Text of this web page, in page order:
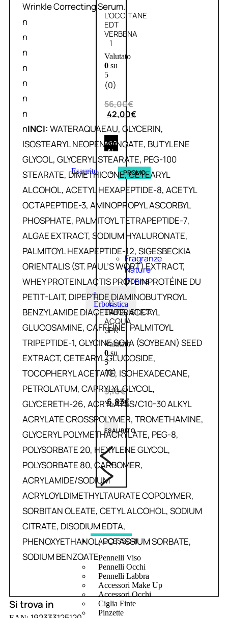
L’OCCITANE
EDT
VERBENA
1
Valutato
0su
5
(0)
56,00€
42,00€
AGGIUNGI
AL
CARRELLO
Esaurito PROMO
Fragranze
Nature
Donna
L
Erboristica
L’
ERBORISTICA
ACQUA
SPR
Valutato
0su
5
(0)
9,10€
6,83€
ESAURITO
ACCESSORI
Pennelli Viso
Pennelli Occhi
Pennelli Labbra
Accessori Make Up
Accessori Occhi
Ciglia Finte
Pinzette
Wrinkle Correcting Serum.
n
n
n
n
n
n
n
nINCI: WATERAQUAEAU, GLYCERIN,
ISOSTEARYL NEOPENTANOATE, BUTYLENE
GLYCOL, GLYCERYL STEARATE, PEG-100
STEARATE, DIMETHICONE, CETEARYL
ALCOHOL, ACETYL HEXAPEPTIDE-8, ACETYL
OCTAPEPTIDE-3, AMINOPROPYL ASCORBYL
PHOSPHATE, PALMITOYL TETRAPEPTIDE-7,
ALGAE EXTRACT, SODIUM HYALURONATE,
PALMITOYL HEXAPEPTIDE-12, SIGESBECKIA
ORIENTALIS (ST. PAUL’S WORT) EXTRACT,
WHEY PROTEINLACTIS PROTEINPROTÉINE DU
PETIT-LAIT, DIPEPTIDE DIAMINOBUTYROYL
BENZYLAMIDE DIACETATE, ACETYL
GLUCOSAMINE, CAFFEINE, PALMITOYL
TRIPEPTIDE-1, GLYCINE SOJA (SOYBEAN) SEED
EXTRACT, CETEARYL GLUCOSIDE,
TOCOPHERYL ACETATE, ISOHEXADECANE,
PETROLATUM, CAPRYLYL GLYCOL,
GLYCERETH-26, ACRYLATES/C10-30 ALKYL
ACRYLATE CROSSPOLYMER, TROMETHAMINE,
GLYCERYL POLYMETHACRYLATE, PEG-8,
POLYSORBATE 20, HEXYLENE GLYCOL,
POLYSORBATE 80, CARBOMER,
ACRYLAMIDE/SODIUM
ACRYLOYLDIMETHYLTAURATE COPOLYMER,
SORBITAN OLEATE, CETYL ALCOHOL, SODIUM
CITRATE, DISODIUM EDTA,
PHENOXYETHANOL, POTASSIUM SORBATE,
SODIUM BENZOATE
Si trova in